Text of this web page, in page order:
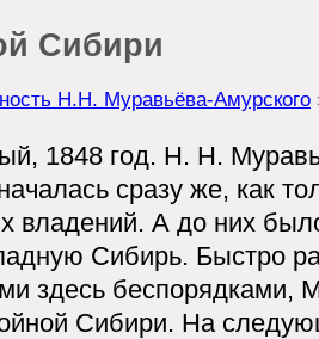
Сибири
Н.Н. Муравьёва-Амурского
1848 год. Н. Н.
сразу же, как
владений. А до них
Сибирь. Быстро
здесь беспорядками,
Сибири. На